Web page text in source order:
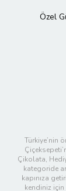
Özel
Türkiye’nin
Çikolata,
kategoride
kapınıza
kendiniz